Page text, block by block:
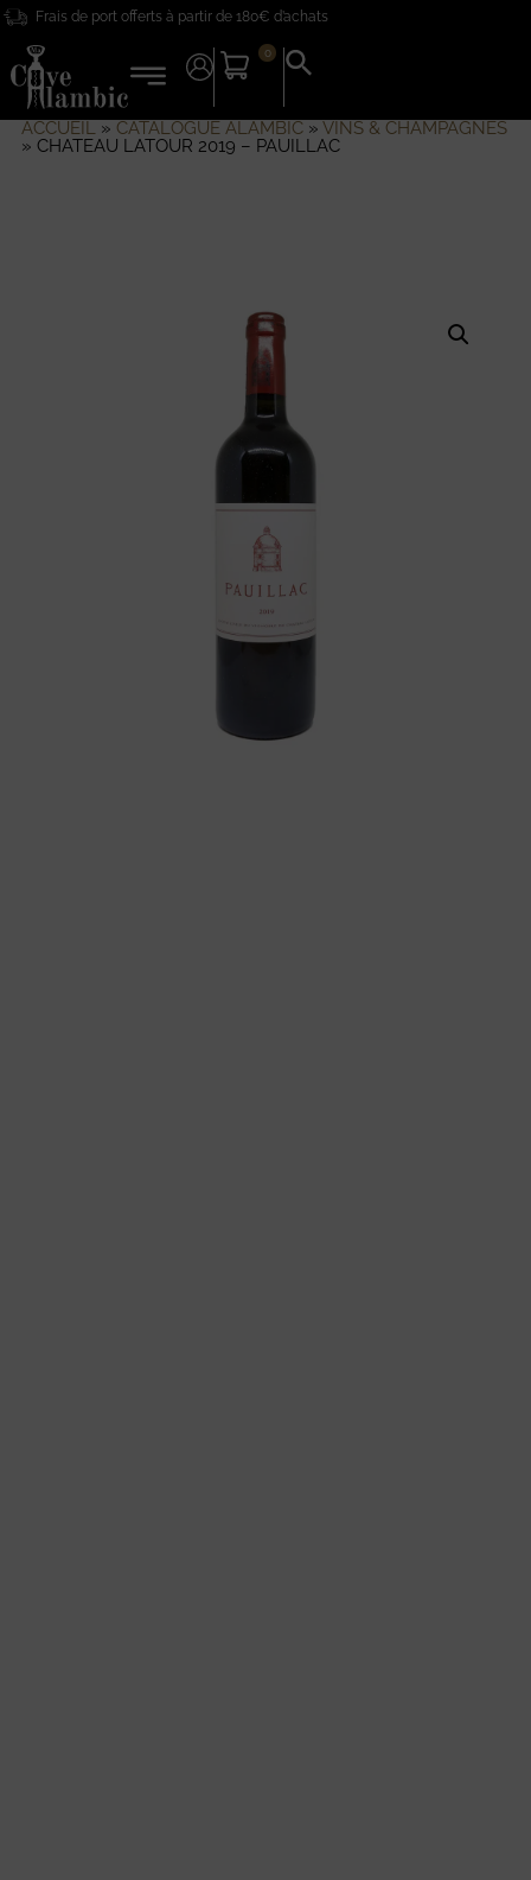
Frais de port offerts à partir de 180€ d’achats
0
Search
for:
ACCUEIL» CATALOGUE ALAMBIC» VINS & CHAMPAGNES
» CHATEAU LATOUR 2019 – PAUILLAC